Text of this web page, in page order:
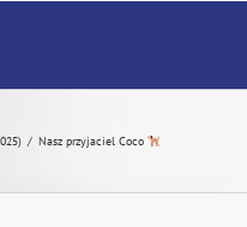
/ Nasz przyjaciel Coco